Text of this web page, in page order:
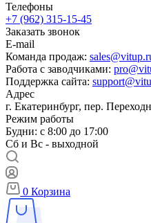
Телефоны
+7 (962) 315-15-45
Заказать звонок
E-mail
Команда продаж:
Работа с заводчиками:
Поддержка сайта:
Адрес
г. Екатеринбург, пер.
Режим работы
Будни: с 8:00 до 17:00
Сб и Вс - выходной
0 Корзина